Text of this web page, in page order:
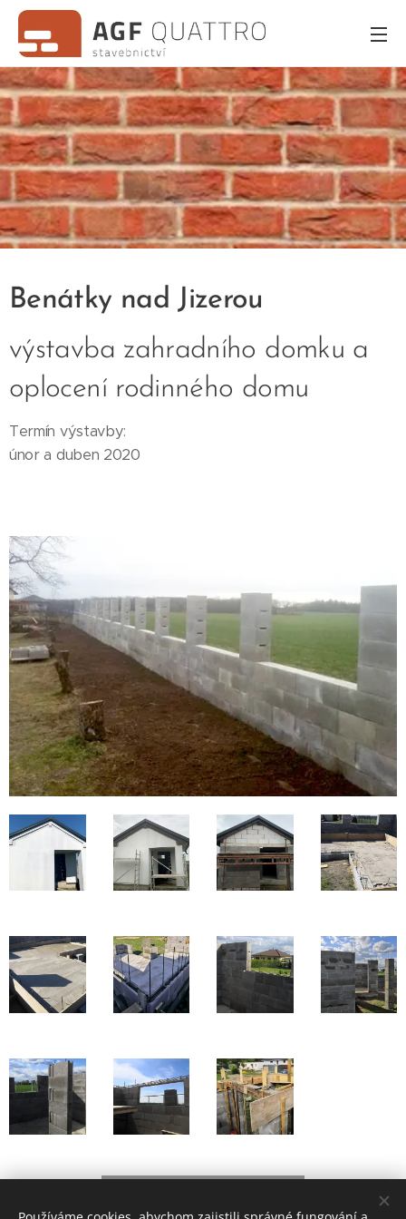
Benátky nad Jizerou
výstavba zahradního domku a
oplocení rodinného domu
Termín výstavby:
únor a duben 2020